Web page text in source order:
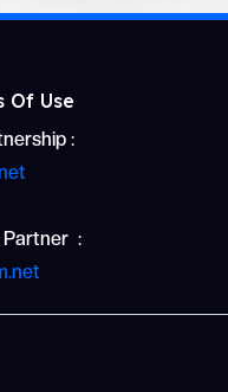
Of Use
:
Partner :